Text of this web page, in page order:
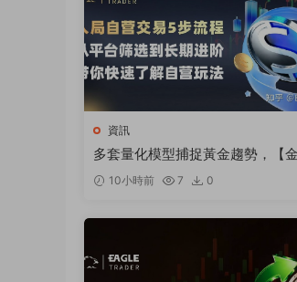
資訊
多套量化模型捕捉黃金趨勢，【
狼】何以跻身明星信号源榜單?
10小時前 7 0